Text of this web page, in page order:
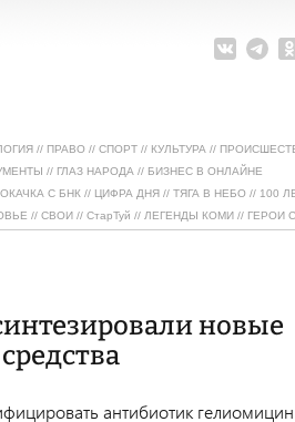
// ПРАВО // СПОРТ // КУЛЬТУРА //
// ГЛАЗ НАРОДА // БИЗНЕС В ОНЛАЙНЕ
С БНК // ЦИФРА ДНЯ // ТЯГА В НЕБО // 100
// СВОИ // СтарТуй // ЛЕГЕНДЫ КОМИ // ГЕРОИ
новые
антибиотик